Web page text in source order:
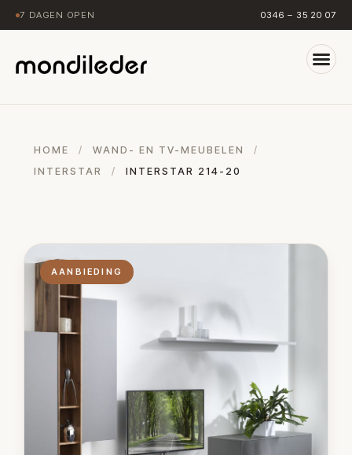
7 DAGEN OPEN 0346 – 35 20 07
HOME / WAND- EN TV-MEUBELEN
/
INTERSTAR
/ INTERSTAR 214-20
AANBIEDING